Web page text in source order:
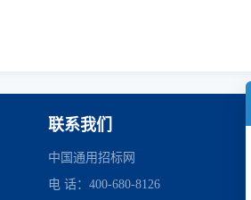
联系我们
中国通用招标网
电 话：400-680-8126